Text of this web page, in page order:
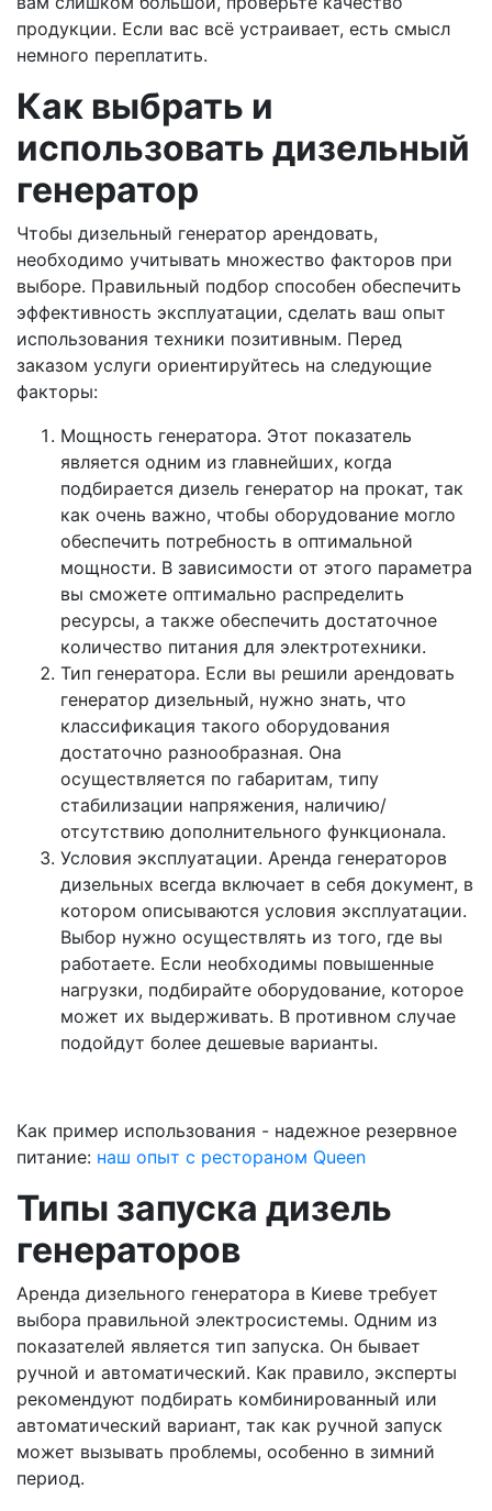
продукции. Если вас всё устраивает, есть смысл
немного переплатить.
Как выбрать и
использовать дизельный
генератор
Чтобы дизельный генератор арендовать,
необходимо учитывать множество факторов при
выборе. Правильный подбор способен обеспечить
эффективность эксплуатации, сделать ваш опыт
использования техники позитивным. Перед
заказом услуги ориентируйтесь на следующие
факторы:
Мощность генератора. Этот показатель
является одним из главнейших, когда
подбирается дизель генератор на прокат, так
как очень важно, чтобы оборудование могло
обеспечить потребность в оптимальной
мощности. В зависимости от этого параметра
вы сможете оптимально распределить
ресурсы, а также обеспечить достаточное
количество питания для электротехники.
Тип генератора. Если вы решили арендовать
генератор дизельный, нужно знать, что
классификация такого оборудования
достаточно разнообразная. Она
осуществляется по габаритам, типу
стабилизации напряжения, наличию/
отсутствию дополнительного функционала.
Условия эксплуатации. Аренда генераторов
дизельных всегда включает в себя документ, в
котором описываются условия эксплуатации.
Выбор нужно осуществлять из того, где вы
работаете. Если необходимы повышенные
нагрузки, подбирайте оборудование, которое
может их выдерживать. В противном случае
подойдут более дешевые варианты.
Как пример использования - надежное резервное
питание: наш опыт с рестораном Queen
Типы запуска дизель
генераторов
Аренда дизельного генератора в Киеве требует
выбора правильной электросистемы. Одним из
показателей является тип запуска. Он бывает
ручной и автоматический. Как правило, эксперты
рекомендуют подбирать комбинированный или
автоматический вариант, так как ручной запуск
может вызывать проблемы, особенно в зимний
период.